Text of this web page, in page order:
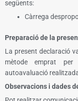
següents:
Càrrega
Preparació de la
La present declaració
mètode emprat
autoavaluació
Observacions i dades